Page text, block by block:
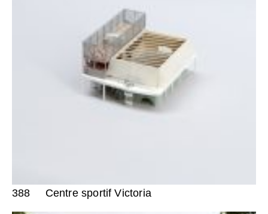
388 Centre sportif Victoria